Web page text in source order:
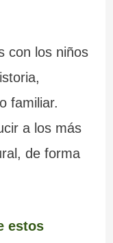
con los niños
familiar.
a los más
de forma
estos